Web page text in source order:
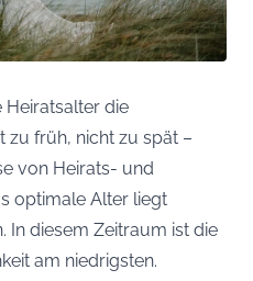
Heiratsalter die
zu früh, nicht zu spät –
von Heirats- und
optimale Alter liegt
In diesem Zeitraum ist die
am niedrigsten.